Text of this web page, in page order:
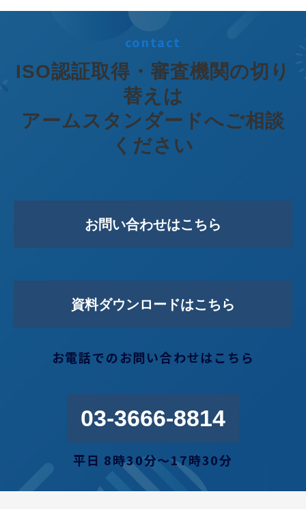
contact
ISO認証取得・審査機関の切り
替えは
アームスタンダードへご相談
ください
お問い合わせはこちら
資料ダウンロードはこちら
お電話でのお問い合わせはこちら
03-3666-8814
平日 8時30分〜17時30分